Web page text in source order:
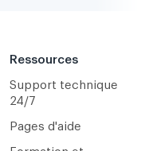
Ressources
Support technique
24/7
Pages d'aide